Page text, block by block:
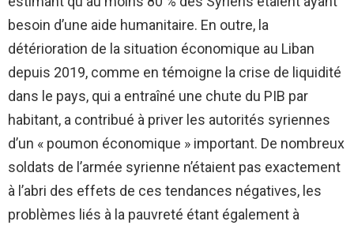
besoin d’une aide humanitaire. En outre, la
détérioration de la situation économique au Liban
depuis 2019, comme en témoigne la crise de liquidité
dans le pays, qui a entraîné une chute du PIB par
habitant, a contribué à priver les autorités syriennes
d’un « poumon économique » important. De nombreux
soldats de l’armée syrienne n’étaient pas exactement
à l’abri des effets de ces tendances négatives, les
problèmes liés à la pauvreté étant également à